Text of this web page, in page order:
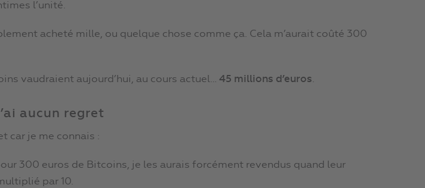
l’unité.
acheté mille, ou quelque chose comme ça. Cela m’aurait coûté 300
vaudraient aujourd’hui, au cours actuel… 45 millions d’euros.
aucun regret
car je me connais :
300 euros de Bitcoins, je les aurais forcément revendus quand leur
par 10.